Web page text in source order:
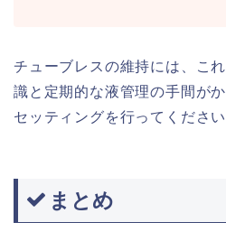
チューブレスの維持には、こ
識と定期的な液管理の手間が
セッティングを行ってください
まとめ